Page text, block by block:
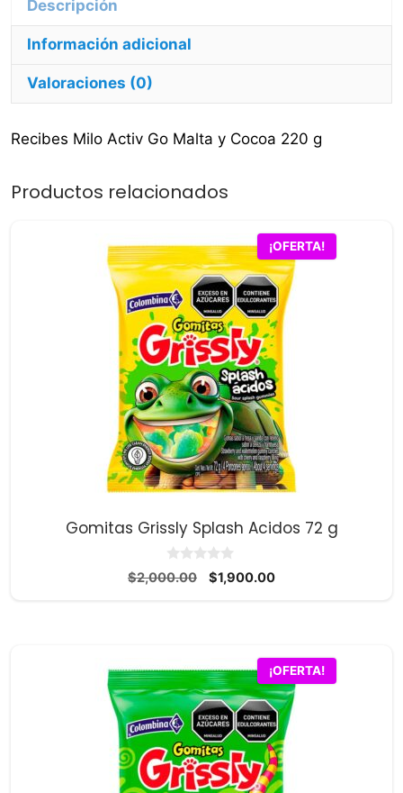
Descripción
Información adicional
Valoraciones (0)
Recibes Milo Activ Go Malta y Cocoa 220 g
Productos relacionados
¡OFERTA!
Gomitas Grissly Splash Acidos 72 g
0
d
$2,000.00
El
$1,900.00El
¡OFERTA!